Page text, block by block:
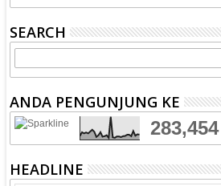
SEARCH
ANDA PENGUNJUNG KE
283,454
HEADLINE